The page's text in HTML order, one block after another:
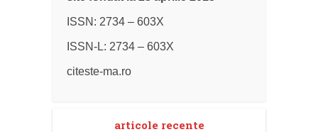
ISSN: 2734 – 603X
ISSN-L: 2734 – 603X
citeste-ma.ro
articole recente